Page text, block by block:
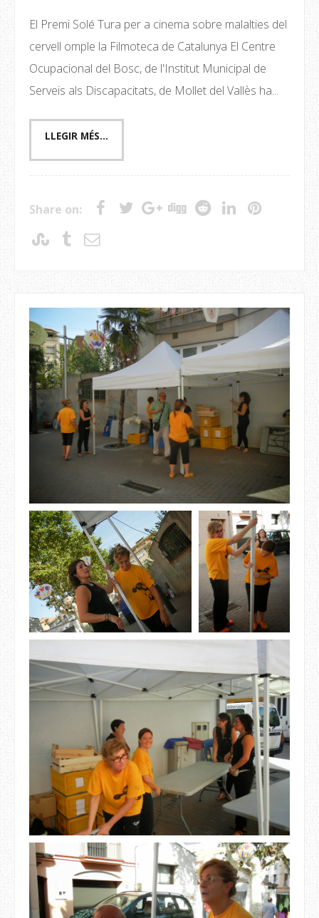
El Premi Solé Tura per a cinema sobre malalties del
cervell omple la Filmoteca de Catalunya El Centre
Ocupacional del Bosc, de l'Institut Municipal de
Serveis als Discapacitats, de Mollet del Vallès ha...
Share on: